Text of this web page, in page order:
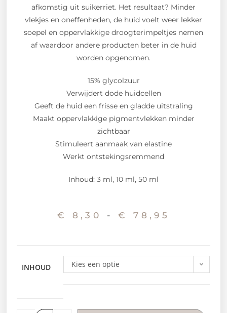
afkomstig uit suikerriet. Het resultaat? Minder
vlekjes en oneffenheden, de huid voelt weer lekker
soepel en oppervlakkige droogterimpeltjes nemen
af waardoor andere producten beter in de huid
worden opgenomen.
15% glycolzuur
Verwijdert dode huidcellen
Geeft de huid een frisse en gladde uitstraling
Maakt oppervlakkige pigmentvlekken minder
zichtbaar
Stimuleert aanmaak van elastine
Werkt ontstekingsremmend
Inhoud: 3 ml, 10 ml, 50 ml
€ 8,30 - € 78,95
INHOUD Kies een optie